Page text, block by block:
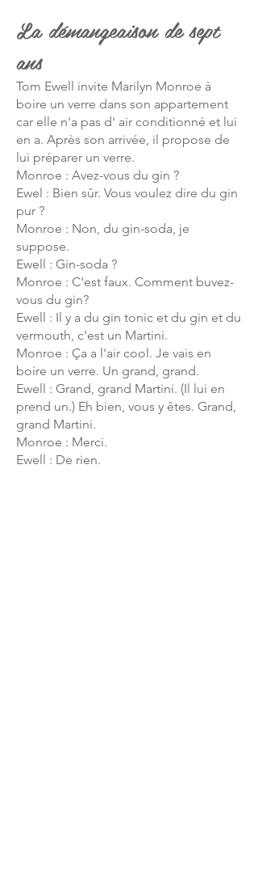
La démangeaison de sept
ans
Tom Ewell invite Marilyn Monroe à
boire un verre dans son appartement
car elle n'a pas d' air conditionné et lui
en a. Après son arrivée, il propose de
lui préparer un verre.
Monroe : Avez-vous du gin ?
Ewel : Bien sûr. Vous voulez dire du gin
pur ?
Monroe : Non, du gin-soda, je
suppose.
Ewell : Gin-soda ?
Monroe : C'est faux. Comment buvez-
vous du gin?
Ewell : Il y a du gin tonic et du gin et du
vermouth, c'est un Martini.
Monroe : Ça a l'air cool. Je vais en
boire un verre. Un grand, grand.
Ewell : Grand, grand Martini. (Il lui en
prend un.) Eh bien, vous y êtes. Grand,
grand Martini.
Monroe : Merci.
Ewell : De rien.